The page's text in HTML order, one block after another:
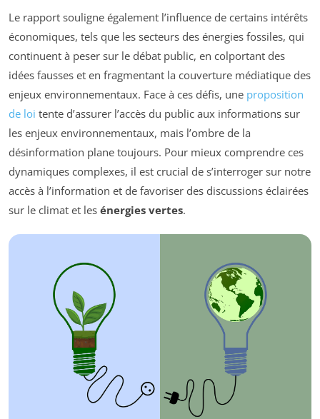
Le rapport souligne également l’influence de certains intérêts
économiques, tels que les secteurs des énergies fossiles, qui
continuent à peser sur le débat public, en colportant des
idées fausses et en fragmentant la couverture médiatique des
enjeux environnementaux. Face à ces défis, une proposition
de loi tente d’assurer l’accès du public aux informations sur
les enjeux environnementaux, mais l’ombre de la
désinformation plane toujours. Pour mieux comprendre ces
dynamiques complexes, il est crucial de s’interroger sur notre
accès à l’information et de favoriser des discussions éclairées
sur le climat et les énergies vertes.